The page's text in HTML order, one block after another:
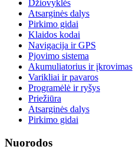
Džiovyklės
Atsarginės dalys
Pirkimo gidai
Klaidos kodai
Navigacija ir GPS
Pjovimo sistema
Akumuliatorius ir įkrovimas
Varikliai ir pavaros
Programėlė ir ryšys
Priežiūra
Atsarginės dalys
Pirkimo gidai
Nuorodos